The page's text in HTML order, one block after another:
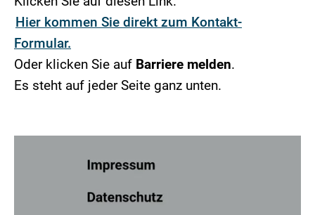
Hier kommen Sie direkt zum Kontakt-
Formular.
Oder klicken Sie auf Barriere melden.
Es steht auf jeder Seite ganz unten.